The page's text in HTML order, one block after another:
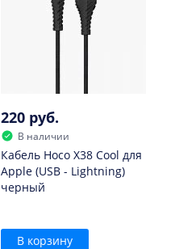
220 руб.
В наличии
Кабель Hoco X38 Cool для
Apple (USB - Lightning)
черный
В корзину